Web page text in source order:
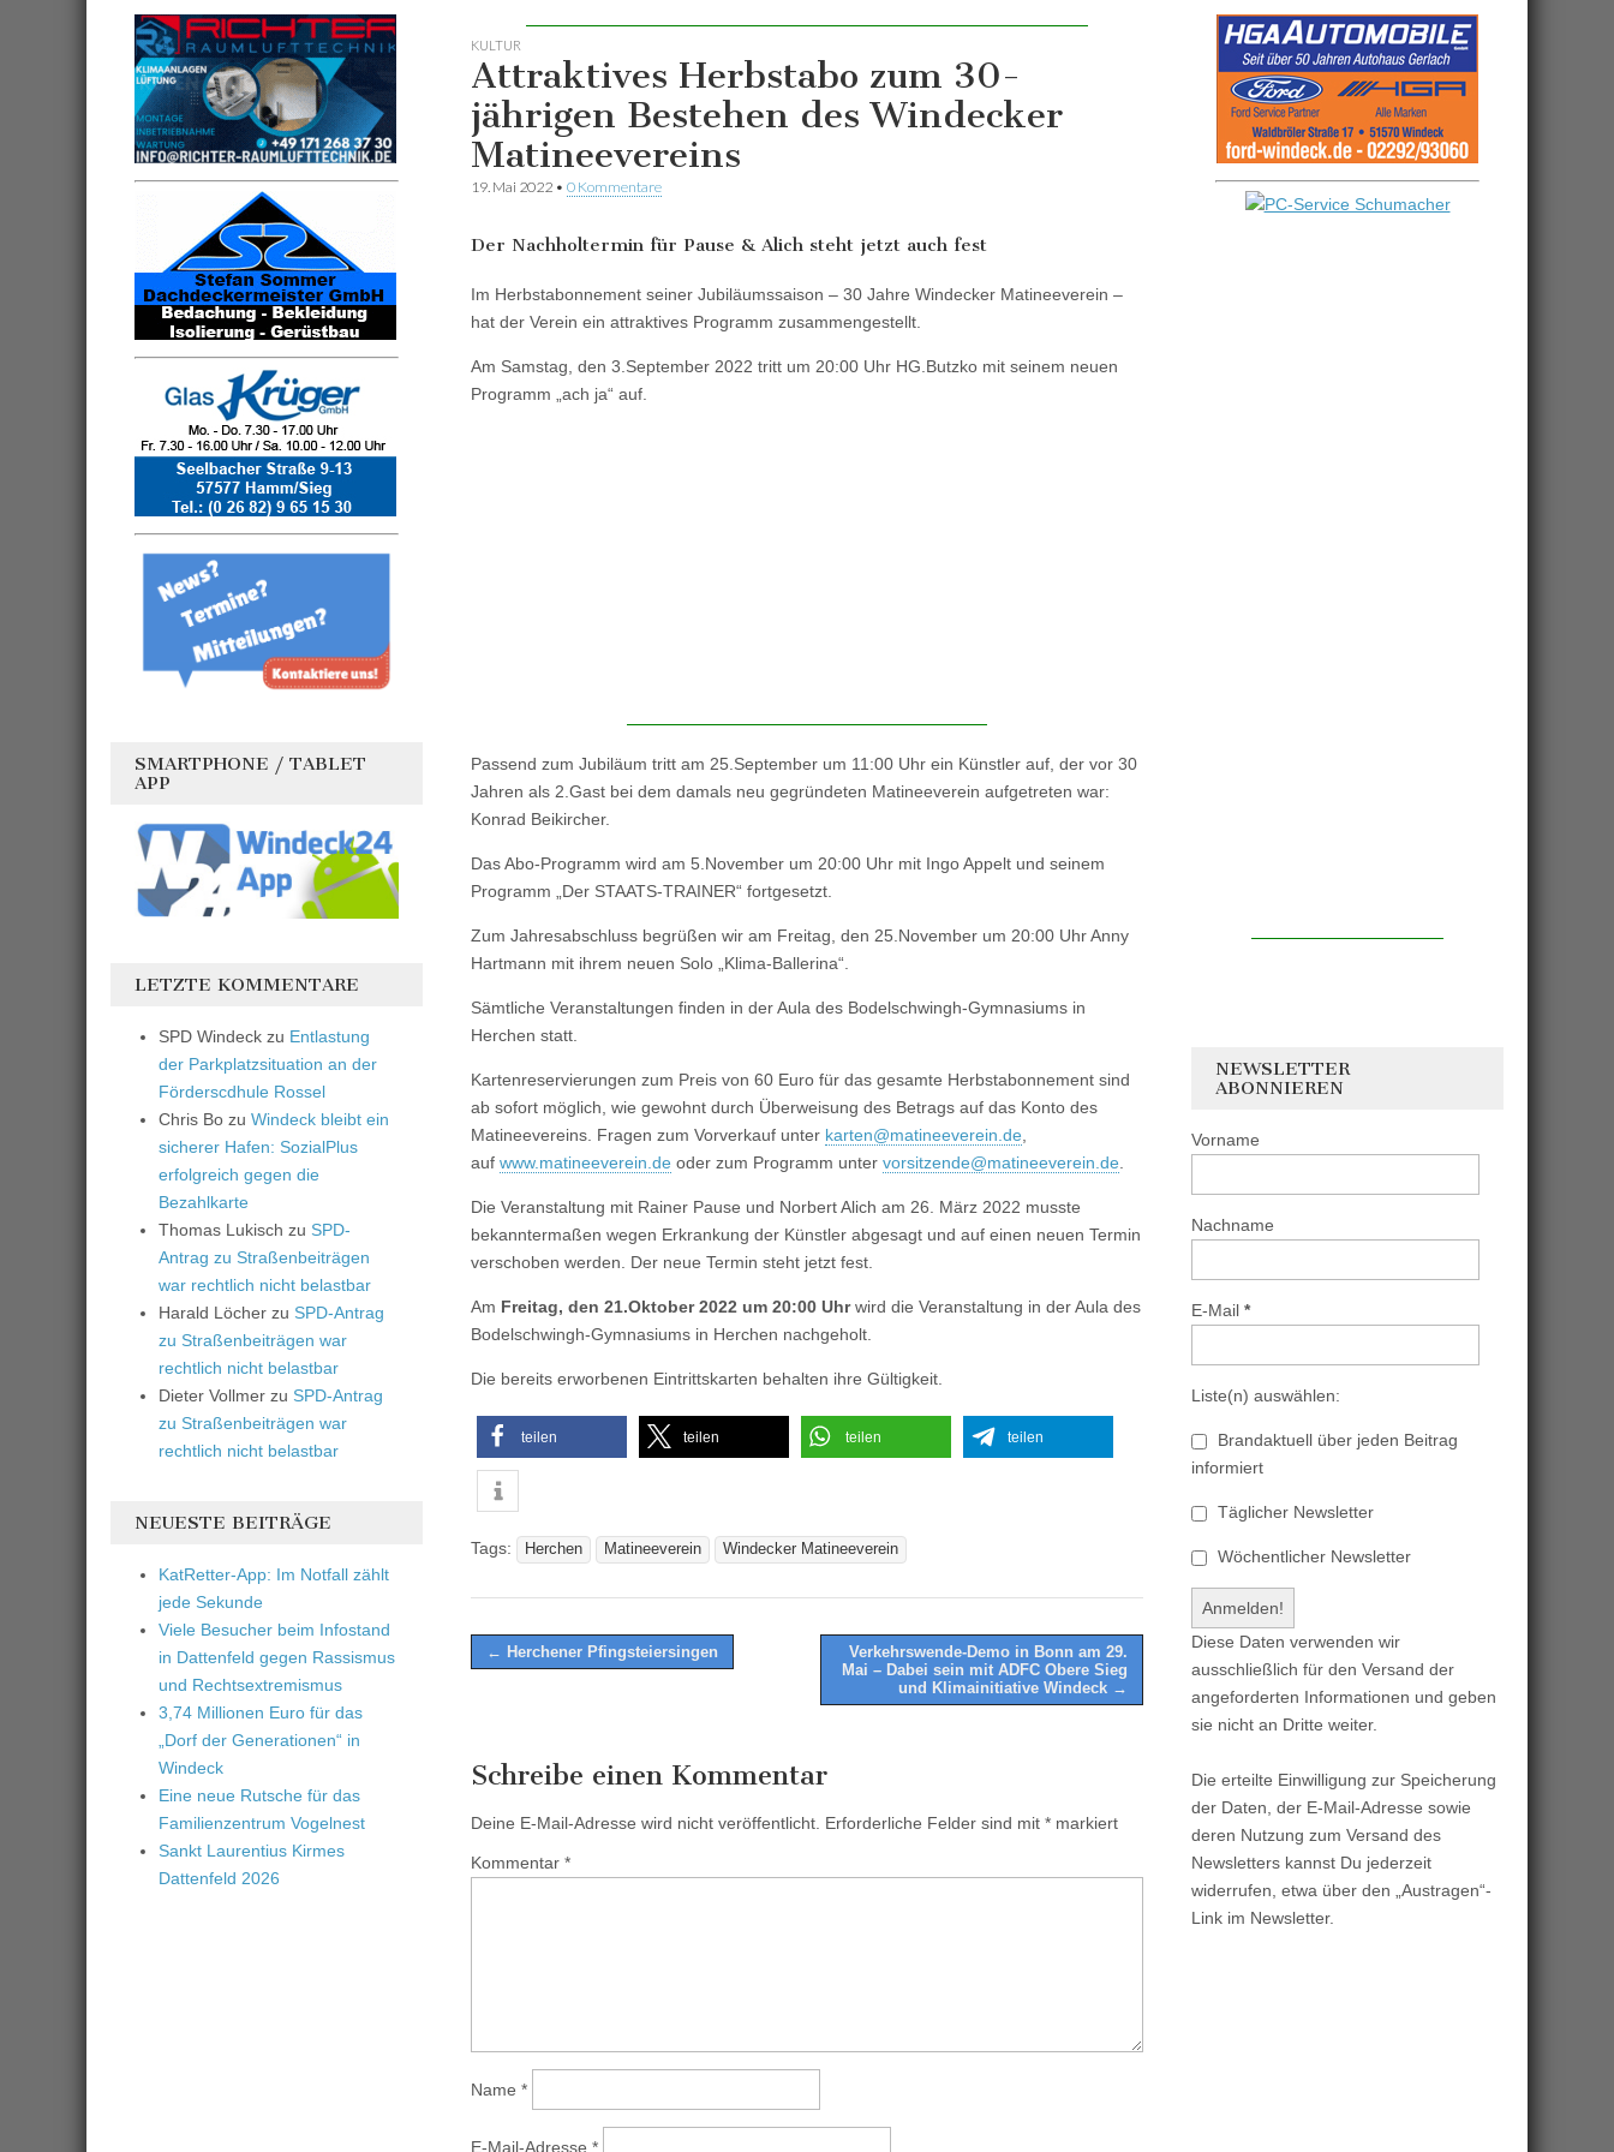
KULTUR
Attraktives Herbstabo zum 30-
jährigen Bestehen des Windecker
Matineevereins
19. Mai 2022 • 0 Kommentare
Der Nachholtermin für Pause & Alich steht jetzt auch fest
Im Herbstabonnement seiner Jubiläumssaison – 30 Jahre Windecker Matineeverein –
hat der Verein ein attraktives Programm zusammengestellt.
Am Samstag, den 3.September 2022 tritt um 20:00 Uhr HG.Butzko mit seinem neuen
Programm „ach ja“ auf.
Passend zum Jubiläum tritt am 25.September um 11:00 Uhr ein Künstler auf, der vor 30
Jahren als 2.Gast bei dem damals neu gegründeten Matineeverein aufgetreten war:
Konrad Beikircher.
Das Abo-Programm wird am 5.November um 20:00 Uhr mit Ingo Appelt und seinem
Programm „Der STAATS-TRAINER“ fortgesetzt.
Zum Jahresabschluss begrüßen wir am Freitag, den 25.November um 20:00 Uhr Anny
Hartmann mit ihrem neuen Solo „Klima-Ballerina“.
Sämtliche Veranstaltungen finden in der Aula des Bodelschwingh-Gymnasiums in
Herchen statt.
Kartenreservierungen zum Preis von 60 Euro für das gesamte Herbstabonnement sind
ab sofort möglich, wie gewohnt durch Überweisung des Betrags auf das Konto des
Matineevereins. Fragen zum Vorverkauf unter karten@matineeverein.de,
auf www.matineeverein.de oder zum Programm unter vorsitzende@matineeverein.de.
Die Veranstaltung mit Rainer Pause und Norbert Alich am 26. März 2022 musste
bekanntermaßen wegen Erkrankung der Künstler abgesagt und auf einen neuen Termin
verschoben werden. Der neue Termin steht jetzt fest.
Am Freitag, den 21.Oktober 2022 um 20:00 Uhrwird die Veranstaltung in der Aula des
Bodelschwingh-Gymnasiums in Herchen nachgeholt.
Die bereits erworbenen Eintrittskarten behalten ihre Gültigkeit.
teilen teilen teilen teilen
Tags: Herchen Matineeverein Windecker Matineeverein
Post
← Herchener Pfingsteiersingen
Verkehrswende-Demo in Bonn am 29.
Mai – Dabei sein mit ADFC Obere Sieg
und Klimainitiative Windeck →
Schreibe einen Kommentar
Deine E-Mail-Adresse wird nicht veröffentlicht. Erforderliche Felder sind mit * markiert
Kommentar *
Name *
E-Mail-Adresse *
SMARTPHONE / TABLET
APP
LETZTE KOMMENTARE
SPD Windeck zu Entlastung
der Parkplatzsituation an der
Förderscdhule Rossel
Chris Bo zu Windeck bleibt ein
sicherer Hafen: SozialPlus
erfolgreich gegen die
Bezahlkarte
Thomas Lukisch zu SPD-
Antrag zu Straßenbeiträgen
war rechtlich nicht belastbar
Harald Löcher zu SPD-Antrag
zu Straßenbeiträgen war
rechtlich nicht belastbar
Dieter Vollmer zu SPD-Antrag
zu Straßenbeiträgen war
rechtlich nicht belastbar
NEUESTE BEITRÄGE
KatRetter-App: Im Notfall zählt
jede Sekunde
Viele Besucher beim Infostand
in Dattenfeld gegen Rassismus
und Rechtsextremismus
3,74 Millionen Euro für das
„Dorf der Generationen“ in
Windeck
Eine neue Rutsche für das
Familienzentrum Vogelnest
Sankt Laurentius Kirmes
Dattenfeld 2026
NEWSLETTER
ABONNIEREN
Vorname
Nachname
E-Mail *
Liste(n) auswählen:
Brandaktuell über jeden Beitrag
informiert
Täglicher Newsletter
Wöchentlicher Newsletter
Diese Daten verwenden wir
ausschließlich für den Versand der
angeforderten Informationen und geben
sie nicht an Dritte weiter.
Die erteilte Einwilligung zur Speicherung
der Daten, der E-Mail-Adresse sowie
deren Nutzung zum Versand des
Newsletters kannst Du jederzeit
widerrufen, etwa über den „Austragen“-
Link im Newsletter.